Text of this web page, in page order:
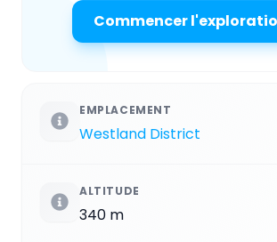
Commencer
EMPLACEMENT
Westland District
ALTITUDE
340 m